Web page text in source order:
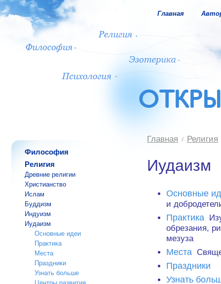
Главная
Философия
Религия
Древние религии
Христианство
Ислам
Буддизм
Индуизм
Иудаизм
Основные идеи
Практика
Места
Праздники
Узнать больше
Главная Религия
Иудаизм
Основные
и
Практика
обрезания,
мезуза
Места
Праздники
Узнать